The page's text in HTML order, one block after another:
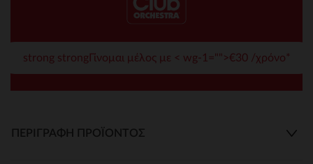
strong strongΓίνομαι μέλος με < wg-1="">€30 /χρόνο*
ΠΕΡΙΓΡΑΦΉ ΠΡΟΪΌΝΤΟΣ